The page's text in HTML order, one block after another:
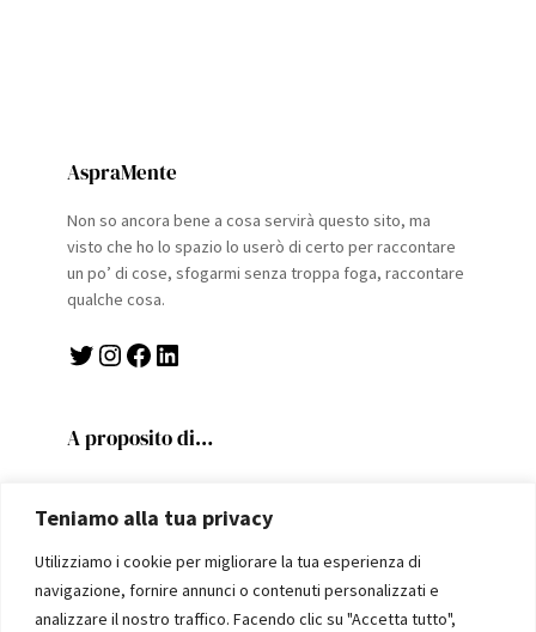
Teniamo alla tua privacy
Utilizziamo i cookie per migliorare la tua esperienza di
navigazione, fornire annunci o contenuti personalizzati e
analizzare il nostro traffico. Facendo clic su "Accetta tutto",
AspraMente
Non so ancora bene a cosa servirà questo sito, ma
visto che ho lo spazio lo userò di certo per raccontare
un po’ di cose, sfogarmi senza troppa foga, raccontare
qualche cosa.
Twitter Instagram Facebook LinkedIn
A proposito di…
Fiorentina
Viaggi e scoperte
Utilità